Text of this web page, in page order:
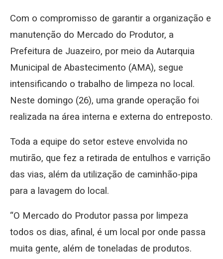
Com o compromisso de garantir a organização e
manutenção do Mercado do Produtor, a
Prefeitura de Juazeiro, por meio da Autarquia
Municipal de Abastecimento (AMA), segue
intensificando o trabalho de limpeza no local.
Neste domingo (26), uma grande operação foi
realizada na área interna e externa do entreposto.
Toda a equipe do setor esteve envolvida no
mutirão, que fez a retirada de entulhos e varrição
das vias, além da utilização de caminhão-pipa
para a lavagem do local.
“O Mercado do Produtor passa por limpeza
todos os dias, afinal, é um local por onde passa
muita gente, além de toneladas de produtos.